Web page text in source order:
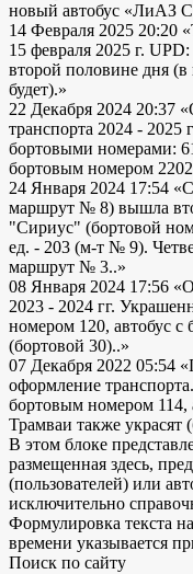
новый автобус «ЛиАЗ
14 Февраля 2025 20:20
15 февраля 2025 г.
второй половине дня
будет).»
22 Декабря 2024 20:37
транспорта 2024 -
бортовыми номерами:
бортовым номером
24 Января 2024 17:54
маршрут № 8) вышла
"Сириус" (бортовой
ед. - 203 (м-т № 9).
маршрут № 3..»
08 Января 2024 17:56
2023 - 2024 гг.
номером 120, автобус
(бортовой 30)..»
07 Декабря 2022 05:54
оформление
бортовым номером 114,
Трамваи также украсят
В этом блоке
размещенная здесь,
(пользователей) или
исключительно
Формулировка текста
времени указывается
Поиск по сайту